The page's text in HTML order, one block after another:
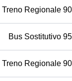
Treno Regionale
Bus Sostitutivo
Treno Regionale